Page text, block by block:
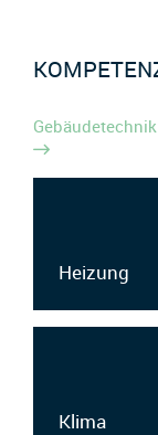
Gebäudetechnik
Heizung
Klima